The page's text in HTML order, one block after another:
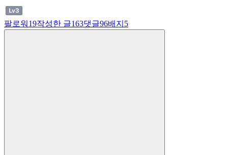
팔로워 19작성한 글163댓글96배지 5